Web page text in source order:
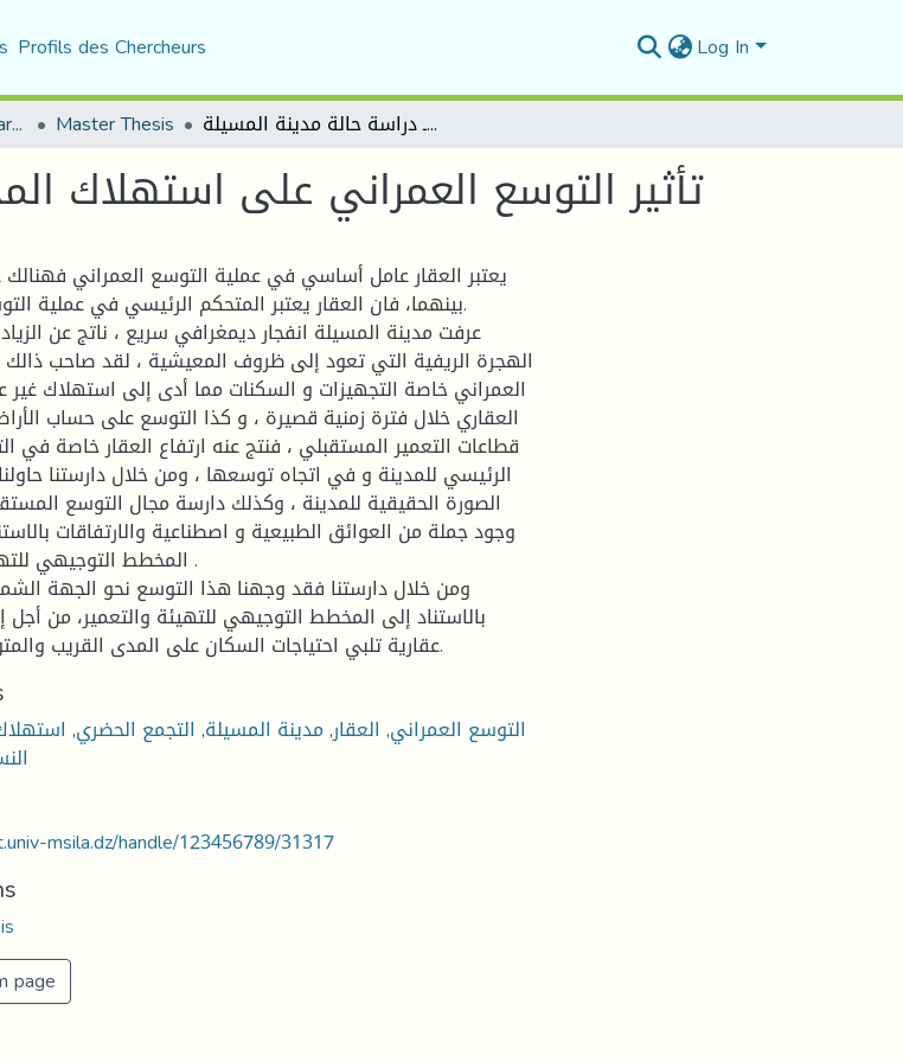
Profils des Chercheurs Log In
Urban Management Department Master Thesis تأثير التوسع العمراني على استهلاك المجال ـ دراسة حالة مدينة المسيلة
تأثير التوسع العمراني على استهلاك
يعتبر العقار عامل أساسي في عملية التوسع العمراني
بينهما، فان العقار يعتبر المتحكم الرئيسي في عملية
عرفت مدينة المسيلة انفجار ديمغرافي سريع ، ناتج عن
الهجرة الريفية التي تعود إلى ظروف المعيشية ، لقد صاحب ذالك
العمراني خاصة التجهيزات و السكنات مما أدى إلى استهلاك غير
العقاري خلال فترة زمنية قصيرة ، و كذا التوسع على حساب
قطاعات التعمير المستقبلي ، فنتج عنه ارتفاع العقار خاصة في
الرئيسي للمدينة و في اتجاه توسعها ، ومن خلال دارستنا
الصورة الحقيقية للمدينة ، وكذلك دارسة مجال التوسع
وجود جملة من العوائق الطبيعية و اصطناعية والارتفاقات
المخطط التوجيهي
ومن خلال دارستنا فقد وجهنا هذا التوسع نحو الجهة
بالاستناد إلى المخطط التوجيهي للتهيئة والتعمير، من أجل
عقارية تلبي احتياجات السكان على المدى القريب والمتوسط والبعيد.
التوسع العمراني, العقار,مدينة المسيلة, التجمع الحضري,
msila.dz/handle/123456789/31317
page